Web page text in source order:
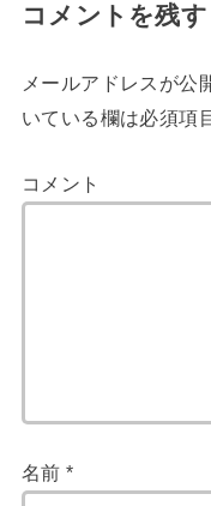
コメントを残す
メールアドレスが公
いている欄は必須項
コメント
名前*